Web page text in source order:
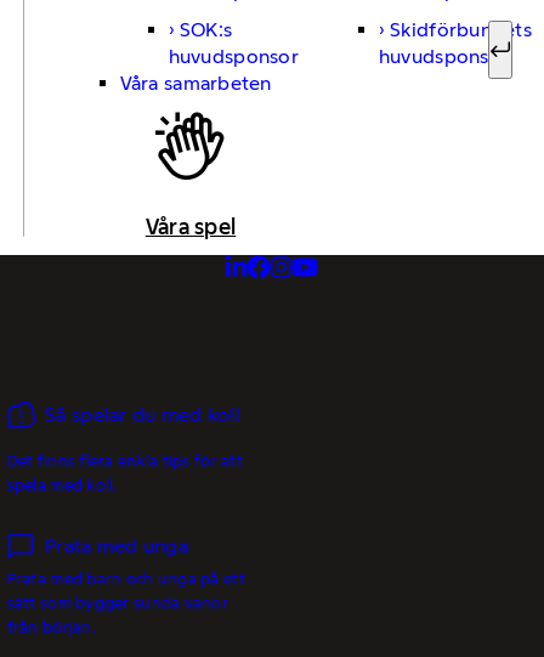
SOK:s
huvudsponsor
Skidförbundets
huvudsponsor
Våra samarbeten
Så spelar du med koll
Det finns flera enkla tips för att
spela med koll.
Prata med unga
Prata med barn och unga på ett
sätt som bygger sunda vanor
från början.
Våra spel